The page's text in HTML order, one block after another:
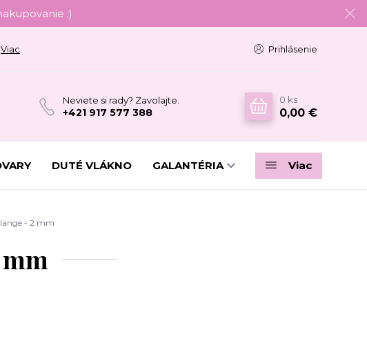
:)
Viac Prihlásenie
Neviete si rady? Zavolajte.
+421 917 577 388
0 ks
0,00 €
DUTÉ VLÁKNO GALANTÉRIA Viac
- 2 mm